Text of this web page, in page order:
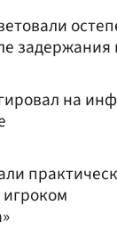
задержания
на